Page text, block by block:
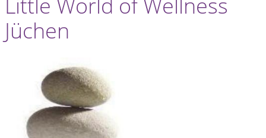
Jüchen